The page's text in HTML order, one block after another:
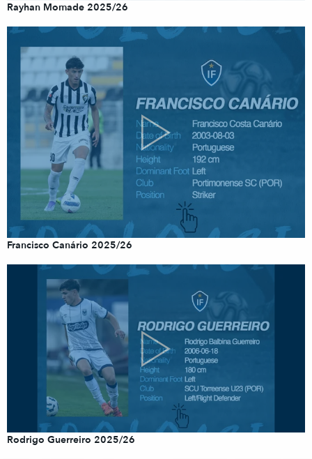
Rayhan Momade 2025/26
Francisco Canário 2025/26
Rodrigo Guerreiro 2025/26